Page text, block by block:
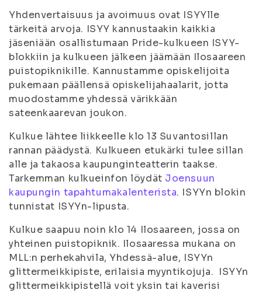
Yhdenvertaisuus ja avoimuus ovat ISYYlle
tärkeitä arvoja. ISYY kannustaakin kaikkia
jäseniään osallistumaan Pride-kulkueen ISYY-
blokkiin ja kulkueen jälkeen jäämään Ilosaareen
puistopiknikille. Kannustamme opiskelijoita
pukemaan päällensä opiskelijahaalarit, jotta
muodostamme yhdessä värikkään
sateenkaarevan joukon.
Kulkue lähtee liikkeelle klo 13 Suvantosillan
rannan päädystä. Kulkueen etukärki tulee sillan
alle ja takaosa kaupunginteatterin taakse.
Tarkemman kulkueinfon löydät Joensuun
kaupungin tapahtumakalenterista. ISYYn blokin
tunnistat ISYYn-lipusta.
Kulkue saapuu noin klo 14 Ilosaareen, jossa on
yhteinen puistopiknik. Ilosaaressa mukana on
MLL:n perhekahvila, Yhdessä-alue, ISYYn
glittermeikkipiste, erilaisia myyntikojuja. ISYYn
glittermeikkipistellä voit yksin tai kaverisi